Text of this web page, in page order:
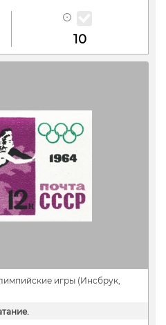
10
игры (Инсбрук,